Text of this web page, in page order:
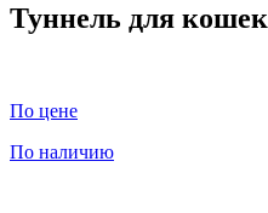
Туннель для кошек
По цене
По наличию